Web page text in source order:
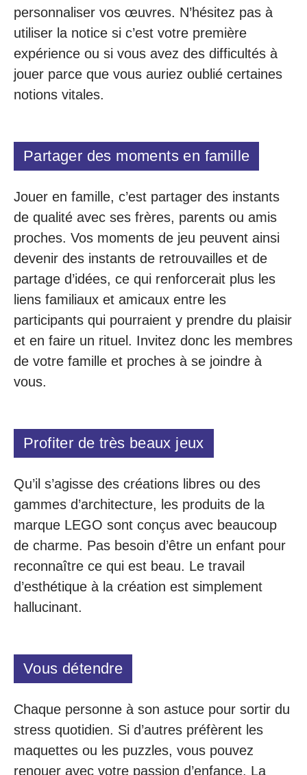
personnaliser vos œuvres. N’hésitez pas à
utiliser la notice si c’est votre première
expérience ou si vous avez des difficultés à
jouer parce que vous auriez oublié certaines
notions vitales.
Partager des moments en famille
Jouer en famille, c’est partager des instants
de qualité avec ses frères, parents ou amis
proches. Vos moments de jeu peuvent ainsi
devenir des instants de retrouvailles et de
partage d’idées, ce qui renforcerait plus les
liens familiaux et amicaux entre les
participants qui pourraient y prendre du plaisir
et en faire un rituel. Invitez donc les membres
de votre famille et proches à se joindre à
vous.
Profiter de très beaux jeux
Qu’il s’agisse des créations libres ou des
gammes d’architecture, les produits de la
marque LEGO sont conçus avec beaucoup
de charme. Pas besoin d’être un enfant pour
reconnaître ce qui est beau. Le travail
d’esthétique à la création est simplement
hallucinant.
Vous détendre
Chaque personne à son astuce pour sortir du
stress quotidien. Si d’autres préfèrent les
maquettes ou les puzzles, vous pouvez
renouer avec votre passion d’enfance. La